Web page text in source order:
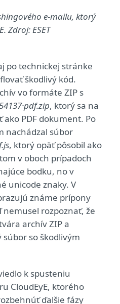
e-mailu, ktorý
Zdroj: ESET
po technickej stránke
škodlivý kód.
vo formáte ZIP s
, ktorý sa na
PDF dokument. Po
nachádzal súbor
, ktorý opäť pôsobil ako
v oboch prípadoch
bodku, no v
unicode znaky. V
známe prípony
rozpoznať, že
archív ZIP a
súbor so škodlivým
k spusteniu
CloudEyE, ktorého
ďalšie fázy